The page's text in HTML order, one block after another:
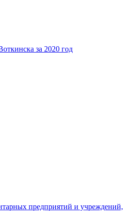
за 2020 год
предприятий и учреждений,